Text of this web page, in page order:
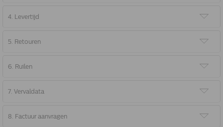
4. Levertijd
5. Retouren
6. Ruilen
7. Vervaldata
8. Factuur aanvragen